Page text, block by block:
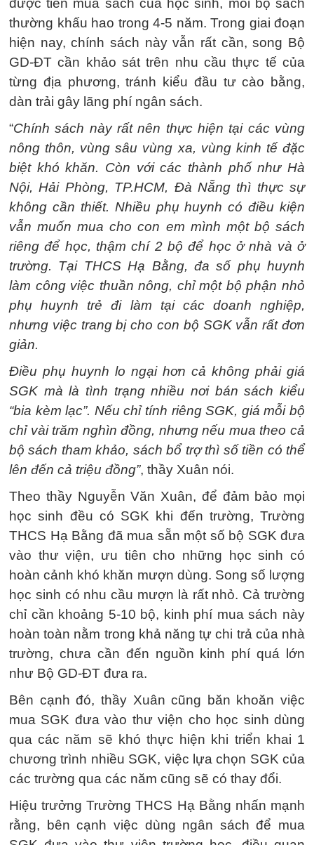
được tiền mua sách của học sinh, mỗi bộ sách
thường khấu hao trong 4-5 năm. Trong giai đoạn
hiện nay, chính sách này vẫn rất cần, song Bộ
GD-ĐT cần khảo sát trên nhu cầu thực tế của
từng địa phương, tránh kiểu đầu tư cào bằng,
dàn trải gây lãng phí ngân sách.
“Chính sách này rất nên thực hiện tại các vùng
nông thôn, vùng sâu vùng xa, vùng kinh tế đặc
biệt khó khăn. Còn với các thành phố như Hà
Nội, Hải Phòng, TP.HCM, Đà Nẵng thì thực sự
không cần thiết. Nhiều phụ huynh có điều kiện
vẫn muốn mua cho con em mình một bộ sách
riêng để học, thậm chí 2 bộ để học ở nhà và ở
trường. Tại THCS Hạ Bằng, đa số phụ huynh
làm công việc thuần nông, chỉ một bộ phận nhỏ
phụ huynh trẻ đi làm tại các doanh nghiệp,
nhưng việc trang bị cho con bộ SGK vẫn rất đơn
giản.
Điều phụ huynh lo ngại hơn cả không phải giá
SGK mà là tình trạng nhiều nơi bán sách kiểu
“bia kèm lạc”. Nếu chỉ tính riêng SGK, giá mỗi bộ
chỉ vài trăm nghìn đồng, nhưng nếu mua theo cả
bộ sách tham khảo, sách bổ trợ thì số tiền có thể
lên đến cả triệu đồng”, thầy Xuân nói.
Theo thầy Nguyễn Văn Xuân, để đảm bảo mọi
học sinh đều có SGK khi đến trường, Trường
THCS Hạ Bằng đã mua sẵn một số bộ SGK đưa
vào thư viện, ưu tiên cho những học sinh có
hoàn cảnh khó khăn mượn dùng. Song số lượng
học sinh có nhu cầu mượn là rất nhỏ. Cả trường
chỉ cần khoảng 5-10 bộ, kinh phí mua sách này
hoàn toàn nằm trong khả năng tự chi trả của nhà
trường, chưa cần đến nguồn kinh phí quá lớn
như Bộ GD-ĐT đưa ra.
Bên cạnh đó, thầy Xuân cũng băn khoăn việc
mua SGK đưa vào thư viện cho học sinh dùng
qua các năm sẽ khó thực hiện khi triển khai 1
chương trình nhiều SGK, việc lựa chọn SGK của
các trường qua các năm cũng sẽ có thay đổi.
Hiệu trưởng Trường THCS Hạ Bằng nhấn mạnh
rằng, bên cạnh việc dùng ngân sách để mua